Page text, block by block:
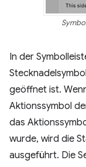
In der
geöffnet ist.
Aktionssymbol
das
wurde, wird die
ausgeführt. Die